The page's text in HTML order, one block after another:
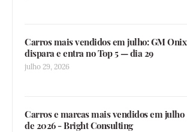
Carros mais vendidos em julho: GM Onix
dispara e entra no Top 5 — dia 29
julho 29, 2026
Carros e marcas mais vendidos em julho
de 2026 - Bright Consulting